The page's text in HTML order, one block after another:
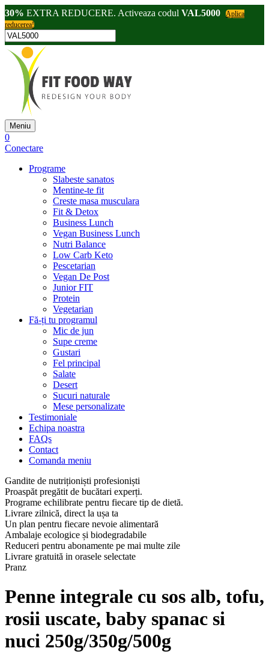
30% EXTRA REDUCERE. Activeaza codul VAL5000
Aplica
reducerea!
Meniu
0
Conectare
Programe
Slabeste sanatos
Mentine-te fit
Creste masa musculara
Fit & Detox
Business Lunch
Vegan Business Lunch
Nutri Balance
Low Carb Keto
Pescetarian
Vegan De Post
Junior FIT
Protein
Vegetarian
Fă-ți tu programul
Mic de jun
Supe creme
Gustari
Fel principal
Salate
Desert
Sucuri naturale
Mese personalizate
Testimoniale
Echipa noastra
FAQs
Contact
Comanda meniu
Gandite de nutriționiști profesioniști
Proaspăt pregătit de bucătari experți.
Programe echilibrate pentru fiecare tip de dietă.
Livrare zilnică, direct la ușa ta
Un plan pentru fiecare nevoie alimentară
Ambalaje ecologice și biodegradabile
Reduceri pentru abonamente pe mai multe zile
Livrare gratuită in orasele selectate
Pranz
Penne integrale cu sos alb, tofu,
rosii uscate, baby spanac si
nuci 250g/350g/500g